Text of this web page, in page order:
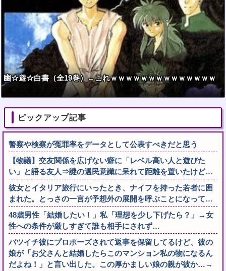
幽☆遊☆白書（全19巻）←これｗｗｗｗｗｗｗｗｗｗｗｗｗｗ
ピックアップ記事
警察や検察が冤罪率をデータとして公表すべきだと思う
【物議】交友関係を広げない癖に「レベル高い人と遊びた
い」と語る友人⇒謎の選民意識に呆れて距離を置いたけど…
彼女とイタリア旅行にいったとき、ナイフを持った若者に囲
まれた。とっさの一言が予想外の展開を呼ぶことになって…
48歳男性「結婚したい！」私「理想を少し下げたら？」→女
性への条件が厳しすぎて誰も相手にされず…
バツイチ彼にプロポーズされて返事を保留してるけど、彼の
娘が「お父さんと結婚したらこのマンション私の物になるん
だよね！」と言い出した。この厚かましい娘の親が彼か…→